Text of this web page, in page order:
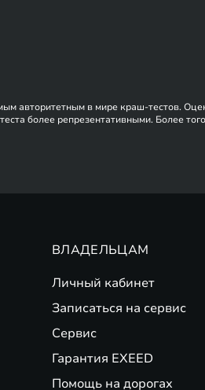
авторитетным в мире краш-тестов.
более репрезентативными. Более
ВЛАДЕЛЬЦАМ
Личный кабинет
Записаться на сервис
Сервис
Гарантия EXEED
Помощь на дорогах